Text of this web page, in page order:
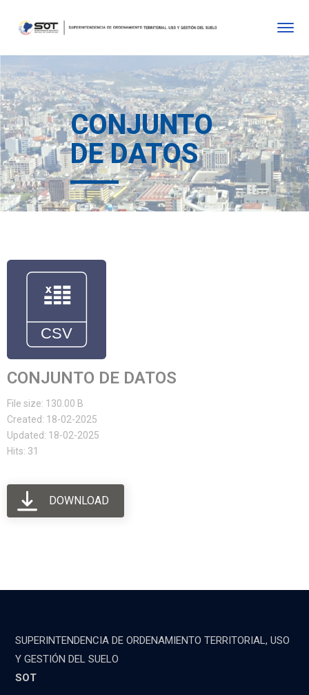
CONJUNTO
DE DATOS
CONJUNTO DE DATOS
File size: 130.00 B
Created: 18-02-2025
Updated: 18-02-2025
Hits: 31
DOWNLOAD
SUPERINTENDENCIA DE ORDENAMIENTO TERRITORIAL, USO
Y GESTIÓN DEL SUELO
SOT